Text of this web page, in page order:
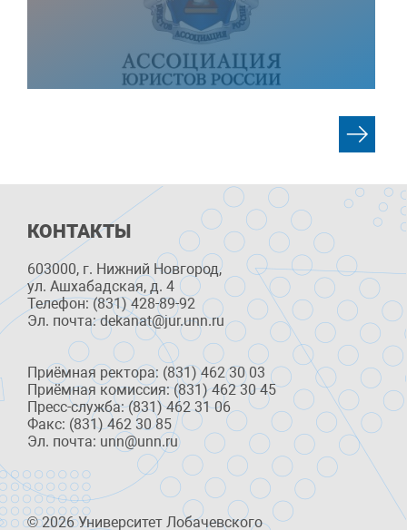
КОНТАКТЫ
603000, г. Нижний Новгород,
ул. Ашхабадская, д. 4
Телефон: (831) 428-89-92
Эл. почта: dekanat@jur.unn.ru
Приёмная ректора: (831) 462 30 03
Приёмная комиссия: (831) 462 30 45
Пресс-служба: (831) 462 31 06
Факс: (831) 462 30 85
Эл. почта: unn@unn.ru
© 2026 Университет Лобачевского